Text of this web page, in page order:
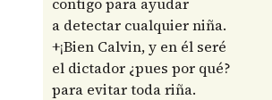
a detectar cualquier niña.
+¡Bien Calvin, y en él seré
el dictador ¿pues por qué?
para evitar toda riña.